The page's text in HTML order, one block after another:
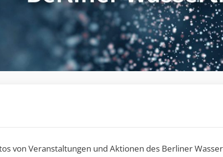
von Veranstaltungen und Aktionen des Berliner